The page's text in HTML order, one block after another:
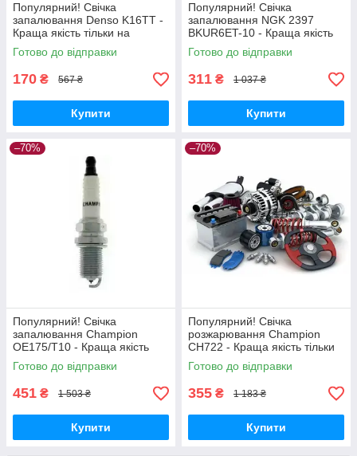
Популярний! Свічка
запалювання Denso K16TT -
Краща якість тільки на
Nukleon.com.ua
Готово до відправки
170 ₴ 567 ₴
Купити
Популярний! Свічка
запалювання NGK 2397
BKUR6ET-10 - Краща якість
тільки на Nukleon.com.ua
Готово до відправки
311 ₴ 1 037 ₴
Купити
–70%
Популярний! Свічка
запалювання Champion
OE175/T10 - Краща якість
тільки на Nukleon.com.ua
Готово до відправки
451 ₴ 1 503 ₴
Купити
–70%
Популярний! Свічка
розжарювання Champion
CH722 - Краща якість тільки
на Nukleon.com.ua
Готово до відправки
355 ₴ 1 183 ₴
Купити